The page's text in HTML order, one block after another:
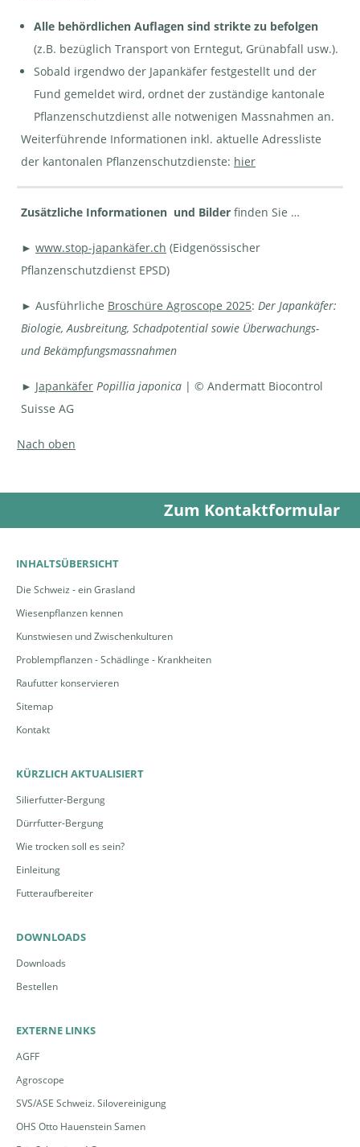
Alle behördlichen Auflagen sind strikte zu befolgen
(z.B. bezüglich Transport von Erntegut, Grünabfall usw.).
Sobald irgendwo der Japankäfer festgestellt und der
Fund gemeldet wird, ordnet der zuständige kantonale
Pflanzenschutzdienst alle notwenigen Massnahmen an.
Weiterführende Informationen inkl. aktuelle Adressliste
der kantonalen Pflanzenschutzdienste: hier
Zusätzliche Informationen und Bilder finden Sie …
► www.stop-japankäfer.ch (Eidgenössischer
Pflanzenschutzdienst EPSD)
► Ausführliche Broschüre Agroscope 2025: Der Japankäfer:
Biologie, Ausbreitung, Schadpotential sowie Überwachungs-
und Bekämpfungsmassnahmen
► Japankäfer Popillia japonica | © Andermatt Biocontrol
Suisse AG
Nach oben
Zum Kontaktformular
INHALTSÜBERSICHT
Die Schweiz - ein Grasland
Wiesenpflanzen kennen
Kunstwiesen und Zwischenkulturen
Problempflanzen - Schädlinge - Krankheiten
Raufutter konservieren
Sitemap
Kontakt
KÜRZLICH AKTUALISIERT
Silierfutter-Bergung
Dürrfutter-Bergung
Wie trocken soll es sein?
Einleitung
Futteraufbereiter
DOWNLOADS
Downloads
Bestellen
EXTERNE LINKS
AGFF
Agroscope
SVS/ASE Schweiz. Silovereinigung
OHS Otto Hauenstein Samen